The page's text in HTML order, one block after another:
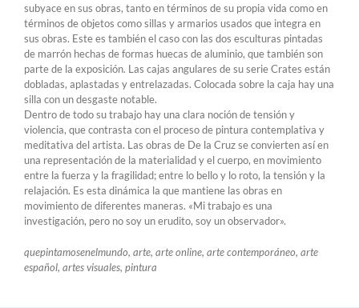
subyace en sus obras, tanto en términos de su propia vida como en
términos de objetos como sillas y armarios usados ​​que integra en
sus obras. Este es también el caso con las dos esculturas pintadas
de marrón hechas de formas huecas de aluminio, que también son
parte de la exposición. Las cajas angulares de su serie Crates están
dobladas, aplastadas y entrelazadas. Colocada sobre la caja hay una
silla con un desgaste notable.
Dentro de todo su trabajo hay una clara noción de tensión y
violencia, que contrasta con el proceso de pintura contemplativa y
meditativa del artista. Las obras de De la Cruz se convierten así en
una representación de la materialidad y el cuerpo, en movimiento
entre la fuerza y ​​la fragilidad; entre lo bello y lo roto, la tensión y la
relajación. Es esta dinámica la que mantiene las obras en
movimiento de diferentes maneras. «Mi trabajo es una
investigación, pero no soy un erudito, soy un observador».
quepintamosenelmundo, arte, arte online, arte contemporáneo, arte
español, artes visuales, pintura